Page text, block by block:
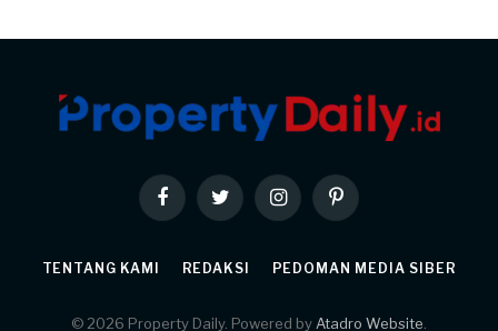
FacebookTwitter InstagramPinterest
TENTANG KAMI REDAKSI PEDOMAN MEDIA SIBER
© 2026 Property Daily. Powered by Atadro Website